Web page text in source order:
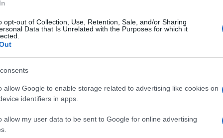
opt-out of Collection, Use, Retention, Sale, and/or Sharing
Data that Is Unrelated with the Purposes for which it
allow Google to enable storage related to advertising like cookies on
identifiers in apps.
allow my user data to be sent to Google for online advertising
concessa lo scorso anno, è infatti in scadenza il
normare l’apertura di nuovi esercizi in una zona
Cesare il 30 maggio. E stabilisce che nei prossimi
Il loro numero nell’area, rispetto a quello
Banditi anche sexy shop, compro oro
alimentare, che potranno effettuare anche
ha creato non poche polemiche.
per un soffio. Ma in campo è scesa